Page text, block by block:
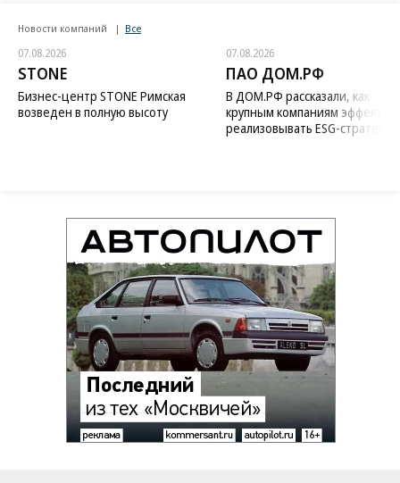
Новости компаний Все
07.08.2026
STONE
Бизнес-центр STONE Римская
возведен в полную высоту
07.08.2026
ПАО ДОМ.РФ
В ДОМ.РФ рассказали, как
крупным компаниям
реализовывать ESG-стратегию